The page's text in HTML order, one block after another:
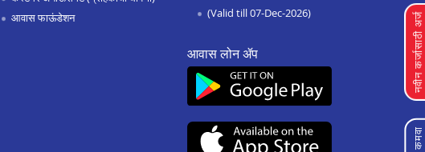
नवीन कर्जासाठी अर्ज
आवास फाऊंडेशन
(Valid till 07-Dec-2026)
आवास लोन ॲप